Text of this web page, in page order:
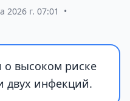
2026 г. 07:01
•
о высоком риске
двух инфекций.